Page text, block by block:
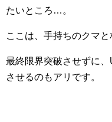
たいところ…。
ここは、手持ちのクマ
最終限界突破させずに
させるのもアリです。